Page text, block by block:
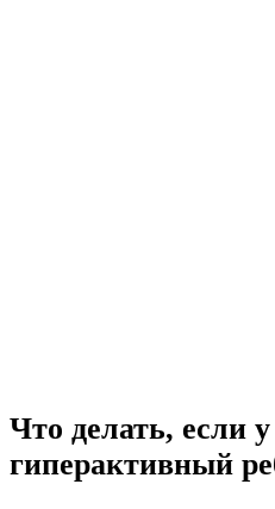
Что
делать,
если
Что делать, если у
гиперактивный